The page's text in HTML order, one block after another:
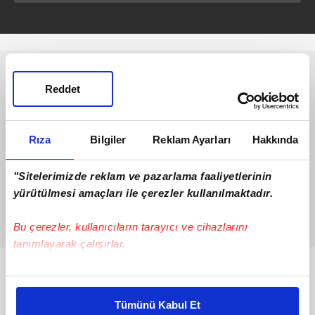
Rıza Bilgiler Reklam Ayarları Hakkında
"Sitelerimizde reklam ve pazarlama faaliyetlerinin
yürütülmesi amaçları ile çerezler kullanılmaktadır.
Bu çerezler, kullanıcıların tarayıcı ve cihazlarını
tanımlayarak çalışırlar.
Bu çerezlere izin vermeniz halinde sizlere özel
daha iyi reklam deneyimi yaşatabiliriz. Bunu yaparken
Tümünü Kabul Et
Reddet
Bunlar da Var